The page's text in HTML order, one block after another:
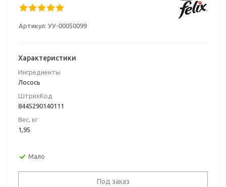
Артикул: УУ-00050099
Характеристики
Ингредиенты
Лосось
ШтрихКод
8445290140111
Вес, кг
1,95
Мало
Под заказ